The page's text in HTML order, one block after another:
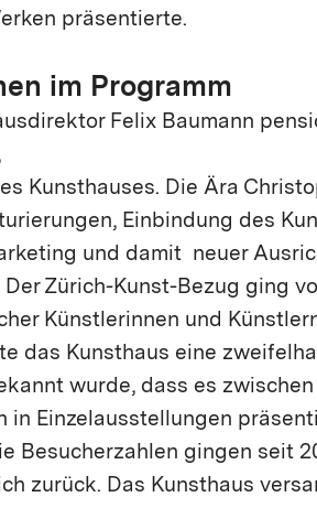
präsentierte.
im Programm
Felix Baumann
Kunsthauses. Die Ära
Einbindung des
und damit neuer
Der Zürich-Kunst-Bezug ging
Künstlerinnen und
das Kunsthaus eine
wurde, dass es
in Einzelausstellungen
Besucherzahlen gingen seit
zurück. Das Kunsthaus